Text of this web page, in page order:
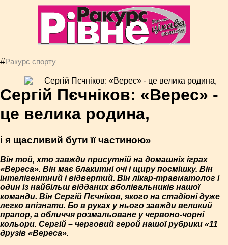
#Ракурс спорту
Сергій Пєчніков: «Верес» -
це велика родина,
і я щасливий бути її частиною»
Він той, хто завжди присутній на домашніх іграх
«Вереса». Він має блакитні очі і щиру посмішку. Він
інтелігентний і відвертий. Він лікар-травматолог і
один із найбільш відданих вболівальників нашої
команди. Він Сергій Пєчніков, якого на стадіоні дуже
легко впізнати. Бо в руках у нього завжди великий
прапор, а обличчя розмальоване у червоно-чорні
кольори. Сергій – черговий герой нашої рубрики «11
друзів «Вереса».